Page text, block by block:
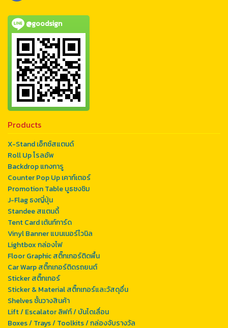
@goodsign
Products
X-Stand เอ็กซ์สแตนด์
Roll Up โรลอัพ
Backdrop แกงการู
Counter Pop Up เคาท์เตอร์
Promotion Table บูธชงชิม
J-Flag ธงญี่ปุ่น
Standee สแตนดี้
Tent Card เต้นท์การ์ด
Vinyl Banner แบนเนอร์ไวนิล
Lightbox กล่องไฟ
Floor Graphic สติ๊กเกอร์ติดพื้น
Car Warp สติ๊กเกอร์ติดรถยนต์
Sticker สติ๊กเกอร์
Sticker & Material สติ๊กเกอร์และวัสดุอื่น
Shelves ชั้นวางสินค้า
Lift / Escalator ลิฟท์ / บันไดเลื่อน
Boxes / Trays / Toolkits / กล่องจับรางวัล